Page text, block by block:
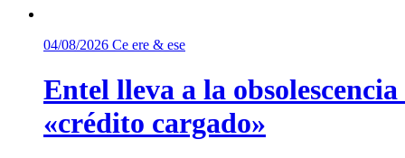
04/08/2026 Ce ere & ese
Entel lleva a la
«crédito cargado»